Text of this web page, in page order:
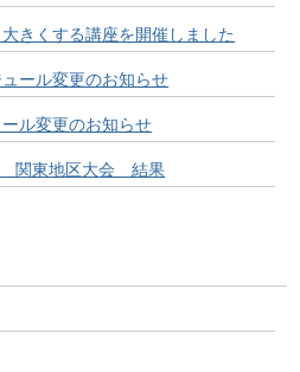
きくする講座を開催しました
ール変更のお知らせ
ル変更のお知らせ
関東地区大会 結果